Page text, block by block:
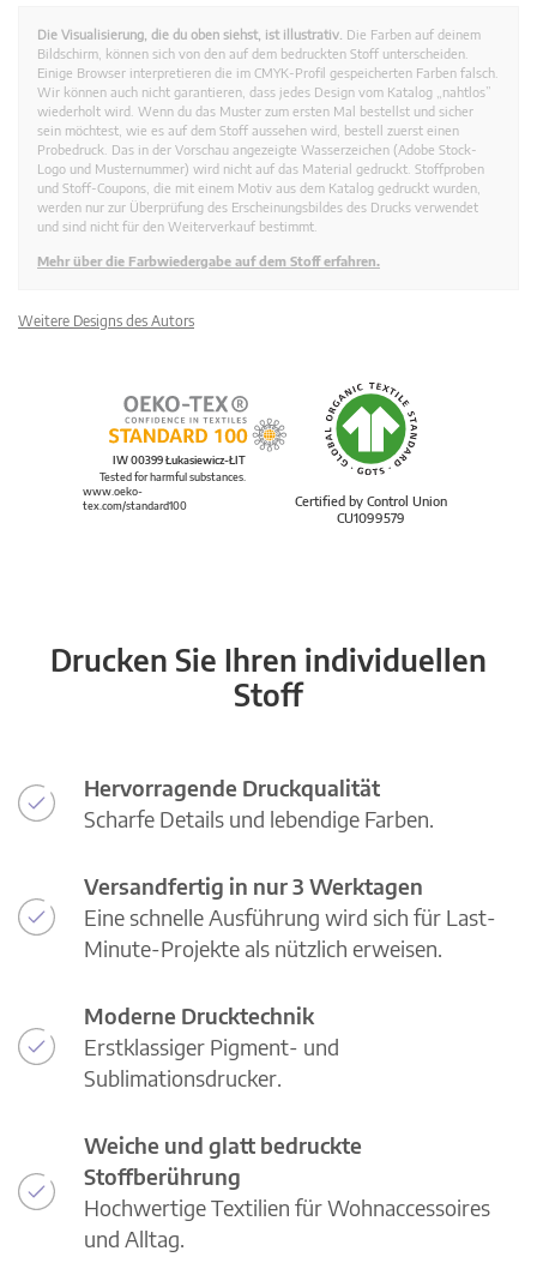
Die Visualisierung, die du oben siehst, ist illustrativ. Die Farben auf deinem
Bildschirm, können sich von den auf dem bedruckten Stoff unterscheiden.
Einige Browser interpretieren die im CMYK-Profil gespeicherten Farben falsch.
Wir können auch nicht garantieren, dass jedes Design vom Katalog „nahtlos”
wiederholt wird. Wenn du das Muster zum ersten Mal bestellst und sicher
sein möchtest, wie es auf dem Stoff aussehen wird, bestell zuerst einen
Probedruck. Das in der Vorschau angezeigte Wasserzeichen (Adobe Stock-
Logo und Musternummer) wird nicht auf das Material gedruckt. Stoffproben
und Stoff-Coupons, die mit einem Motiv aus dem Katalog gedruckt wurden,
werden nur zur Überprüfung des Erscheinungsbildes des Drucks verwendet
und sind nicht für den Weiterverkauf bestimmt.
Mehr über die Farbwiedergabe auf dem Stoff erfahren.
Weitere Designs des Autors
Certified by Control Union
CU1099579
IW 00399 Łukasiewicz-ŁIT
Tested for harmful substances.
www.oeko-
tex.com/standard100
Drucken Sie Ihren individuellen
Stoff
Hervorragende Druckqualität
Scharfe Details und lebendige Farben.
Versandfertig in nur 3 Werktagen
Eine schnelle Ausführung wird sich für Last-
Minute-Projekte als nützlich erweisen.
Moderne Drucktechnik
Erstklassiger Pigment- und
Sublimationsdrucker.
Weiche und glatt bedruckte
Stoffberührung
Hochwertige Textilien für Wohnaccessoires
und Alltag.